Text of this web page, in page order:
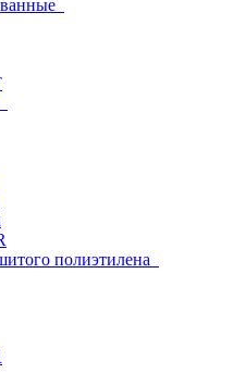
полиэтилена